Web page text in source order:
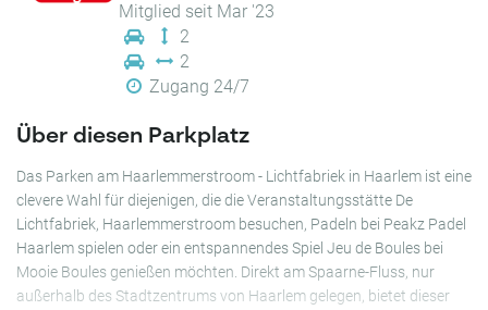
Mitglied seit Mar '23
2
2
Zugang 24/7
Über diesen Parkplatz
Das Parken am Haarlemmerstroom - Lichtfabriek in Haarlem ist eine
clevere Wahl für diejenigen, die die Veranstaltungsstätte De
Lichtfabriek, Haarlemmerstroom besuchen, Padeln bei Peakz Padel
Haarlem spielen oder ein entspannendes Spiel Jeu de Boules bei
Mooie Boules genießen möchten. Direkt am Spaarne-Fluss, nur
außerhalb des Stadtzentrums von Haarlem gelegen, bietet dieser